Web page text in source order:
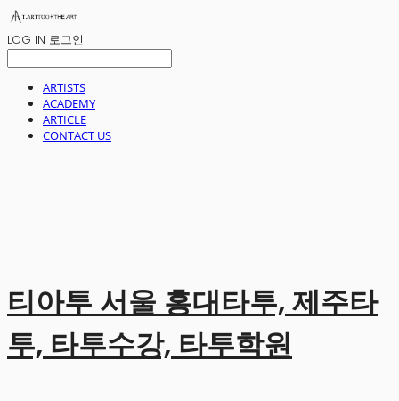
LOG IN 로그인
ARTISTS
ACADEMY
ARTICLE
CONTACT US
티아투 서울 홍대타투, 제주타
투, 타투수강, 타투학원